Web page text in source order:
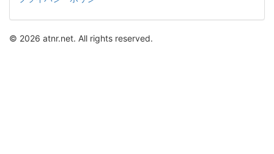
事
© 2026 atnr.net. All rights reserved.